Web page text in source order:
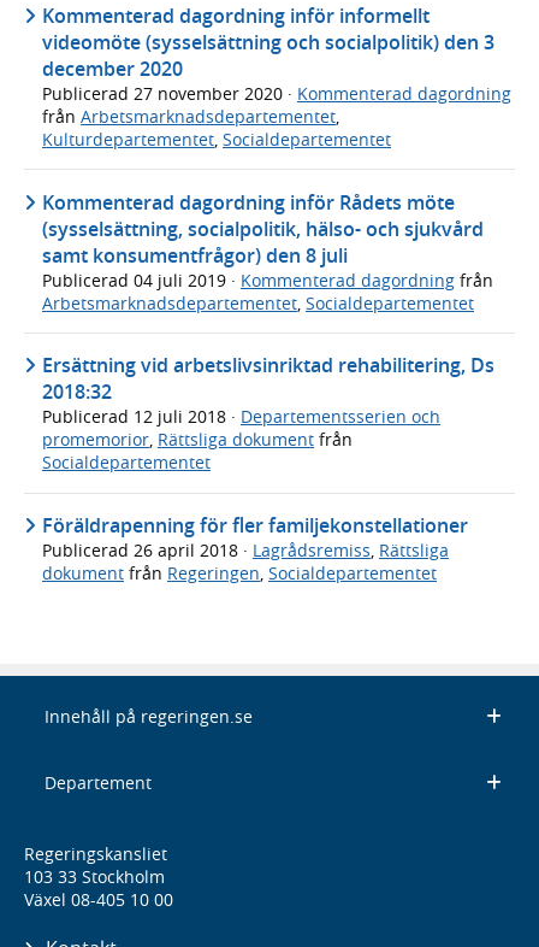
Kommenterad dagordning inför informellt
videomöte (sysselsättning och socialpolitik) den 3
december 2020
Publicerad 27 november 2020 · Kommenterad dagordning
från Arbetsmarknadsdepartementet,
Kulturdepartementet, Socialdepartementet
Kommenterad dagordning inför Rådets möte
(sysselsättning, socialpolitik, hälso- och sjukvård
samt konsumentfrågor) den 8 juli
Publicerad 04 juli 2019 · Kommenterad dagordning från
Arbetsmarknadsdepartementet Socialdepartementet
Ersättning vid arbetslivsinriktad rehabilitering, Ds
2018:32
Publicerad 12 juli 2018 · Departementsserien och
promemorior, Rättsliga dokument från
Socialdepartementet
Föräldrapenning för fler familjekonstellationer
Publicerad 26 april 2018 · Lagrådsremiss, Rättsliga
dokument från Regeringen, Socialdepartementet
Innehåll på regeringen.se
Departement
Regeringskansliet
103 33 Stockholm
Växel 08-405 10 00